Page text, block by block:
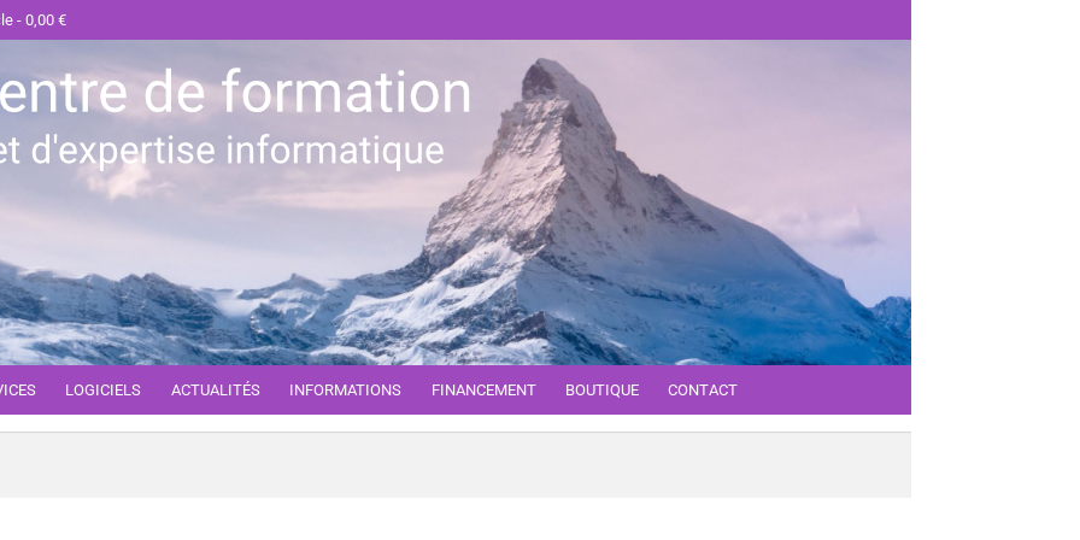
0,00 €
LOGICIELS ACTUALITÉS INFORMATIONS FINANCEMENT BOUTIQUE CONTACT